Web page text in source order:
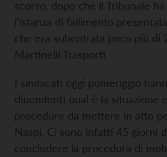
scorso, dopo che il Tribunale
l’istanza di fallimento
che era subentrata poco più di
Martinelli Trasporti.
I sindacati oggi pomeriggio
dipendenti qual è la situazione
procedure da mettere in atto
Naspi. Ci sono infatti 45 giorni
concludere la procedura di